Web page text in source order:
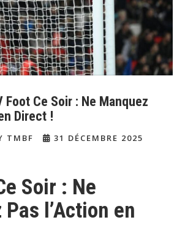
Foot Ce Soir : Ne Manquez
Direct !
TMBF 31 DÉCEMBRE 2025
Soir : Ne
l’Action en